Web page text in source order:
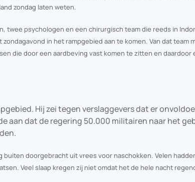
zondag laten weten.
twee psychologen en een chirurgisch team die reeds in
in het rampgebied aan te komen. Van dat team
die door een aardbeving vast komen te zitten en daardoor
Hij zei tegen verslaggevers dat er
aan dat de regering 50.000 militairen naar het
doorgebracht uit vrees voor naschokken. Velen
Veel slaap kregen zij niet omdat het de hele nacht